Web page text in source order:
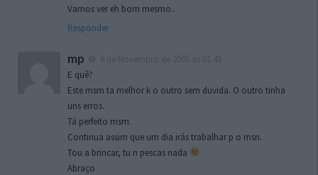
Vamos ver eh bom mesmo..
Responder
mp
E quê?
Este msm ta melhor k o outro sem duvida. O outro tinha
uns erros.
Tá perfeito msm.
Continua assim que um dia irás trabalhar p o msn.
Tou a brincar, tu n pescas nada
Abraço